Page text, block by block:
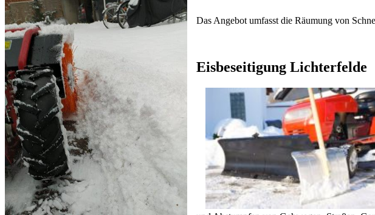
Das Angebot umfasst die Räumung von
Eisbeseitigung Lichterfelde